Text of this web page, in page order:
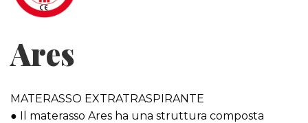
Ares
MATERASSO EXTRATRASPIRANTE
● Il materasso Ares ha una struttura composta